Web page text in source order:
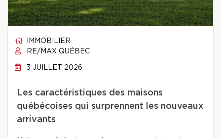
IMMOBILIER
RE/MAX QUÉBEC
3 JUILLET 2026
Les caractéristiques des maisons
québécoises qui surprennent les nouveaux
arrivants